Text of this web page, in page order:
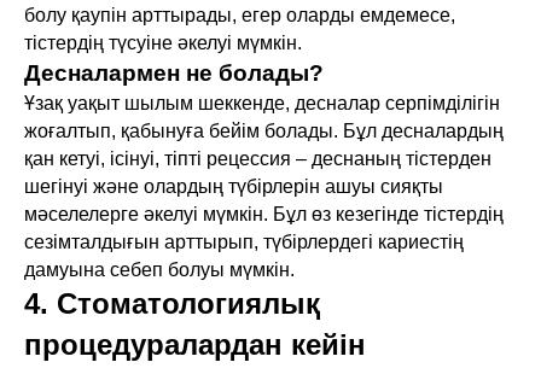
болу қаупін арттырады, егер оларды емдемесе,
тістердің түсуіне әкелуі мүмкін.
Десналармен не болады?
Ұзақ уақыт шылым шеккенде, десналар серпімділігін
жоғалтып, қабынуға бейім болады. Бұл десналардың
қан кетуі, ісінуі, тіпті рецессия – деснаның тістерден
шегінуі және олардың түбірлерін ашуы сияқты
мәселелерге әкелуі мүмкін. Бұл өз кезегінде тістердің
сезімталдығын арттырып, түбірлердегі кариестің
дамуына себеп болуы мүмкін.
4. Стоматологиялық
процедуралардан кейін